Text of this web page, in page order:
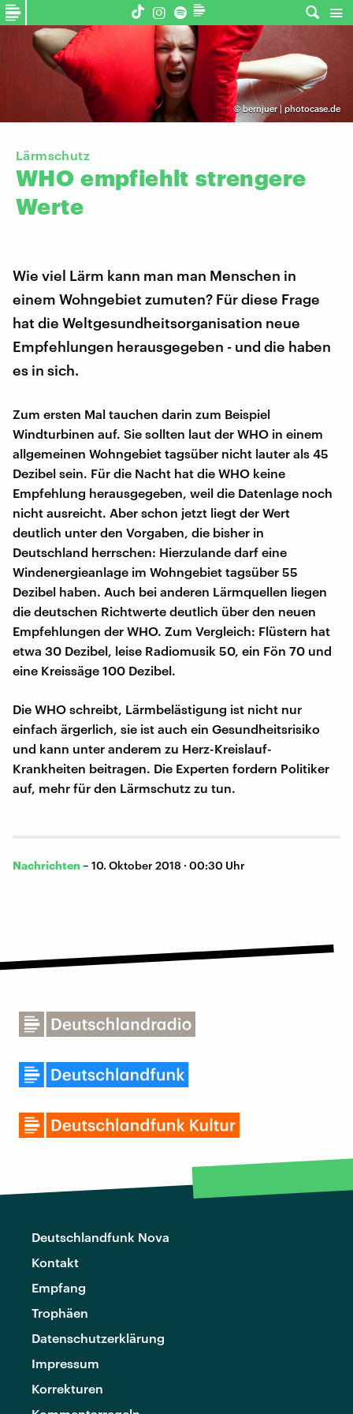
©bernjuer | photocase.de
Lärmschutz
WHO empfiehlt strengere
Werte
Wie viel Lärm kann man man Menschen in
einem Wohngebiet zumuten? Für diese Frage
hat die Weltgesundheitsorganisation neue
Empfehlungen herausgegeben - und die haben
es in sich.
Zum ersten Mal tauchen darin zum Beispiel
Windturbinen auf. Sie sollten laut der WHO in einem
allgemeinen Wohngebiet tagsüber nicht lauter als 45
Dezibel sein. Für die Nacht hat die WHO keine
Empfehlung herausgegeben, weil die Datenlage noch
nicht ausreicht. Aber schon jetzt liegt der Wert
deutlich unter den Vorgaben, die bisher in
Deutschland herrschen: Hierzulande darf eine
Windenergieanlage im Wohngebiet tagsüber 55
Dezibel haben. Auch bei anderen Lärmquellen liegen
die deutschen Richtwerte deutlich über den neuen
Empfehlungen der WHO. Zum Vergleich: Flüstern hat
etwa 30 Dezibel, leise Radiomusik 50, ein Fön 70 und
eine Kreissäge 100 Dezibel.
Die WHO schreibt, Lärmbelästigung ist nicht nur
einfach ärgerlich, sie ist auch ein Gesundheitsrisiko
und kann unter anderem zu Herz-Kreislauf-
Krankheiten beitragen. Die Experten fordern Politiker
auf, mehr für den Lärmschutz zu tun.
Nachrichten – 10. Oktober 2018 · 00:30 Uhr
Deutschlandfunk Nova
Kontakt
Empfang
Trophäen
Datenschutzerklärung
Impressum
Korrekturen